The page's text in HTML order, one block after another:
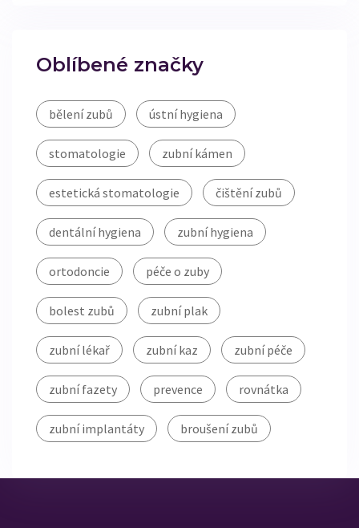
Oblíbené značky
bělení zubů ústní hygiena
stomatologie zubní kámen
estetická stomatologie čištění zubů
dentální hygiena zubní hygiena
ortodoncie péče o zuby
bolest zubů zubní plak
zubní lékař zubní kaz zubní péče
zubní fazety prevence rovnátka
zubní implantáty broušení zubů